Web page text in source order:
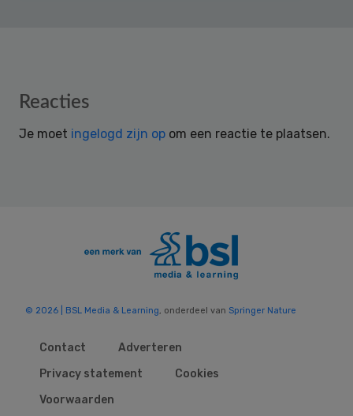
Reader
Reacties
Je moet ingelogd zijn op om een reactie te plaatsen.
© 2026 | BSL Media & Learning , onderdeel van Springer Nature
Contact
Adverteren
Privacy statement
Cookies
Voorwaarden